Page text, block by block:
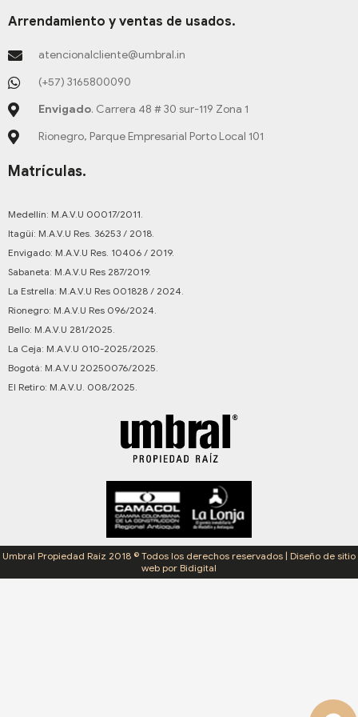
Arrendamiento y ventas de usados.
atencionalcliente@umbral.in
(+57) 3165800090
Envigado. Carrera 48 # 30 sur-119 Zona 1
Rionegro, Parque Empresarial Porto Local 101
Matrículas.
Medellín: M.A.V.U 00017/2011.
Itagüí: M.A.V.U Res. 36253 / 2018.
Envigado: M.A.V.U Res. 10406 / 2019.
Sabaneta: M.A.V.U Res 287/2019.
La Estrella: M.A.V.U Res 001828 / 2024.
Rionegro: M.A.V.U Res 096/2024.
Bello: M.A.V.U 281/2025.
La Ceja: M.A.V.U 010-2025/2025.
Bogotá: M.A.V.U 20250076/2025.
El Retiro: M.A.V.U. 008/2025.
Umbral Propiedad Raíz 2018 © Todos los derechos reservados | Diseño de sitio
web por Bidigital